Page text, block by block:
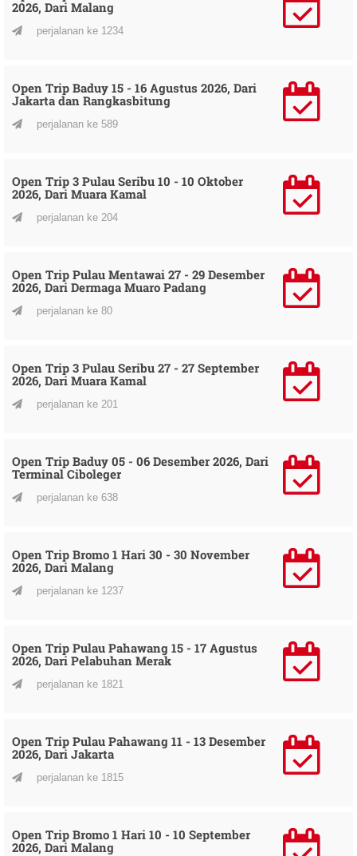
2026, Dari Malang
perjalanan ke 1234
Open Trip Baduy 15 - 16 Agustus 2026, Dari
Jakarta dan Rangkasbitung
perjalanan ke 589
Open Trip 3 Pulau Seribu 10 - 10 Oktober
2026, Dari Muara Kamal
perjalanan ke 204
Open Trip Pulau Mentawai 27 - 29 Desember
2026, Dari Dermaga Muaro Padang
perjalanan ke 80
Open Trip 3 Pulau Seribu 27 - 27 September
2026, Dari Muara Kamal
perjalanan ke 201
Open Trip Baduy 05 - 06 Desember 2026, Dari
Terminal Ciboleger
perjalanan ke 638
Open Trip Bromo 1 Hari 30 - 30 November
2026, Dari Malang
perjalanan ke 1237
Open Trip Pulau Pahawang 15 - 17 Agustus
2026, Dari Pelabuhan Merak
perjalanan ke 1821
Open Trip Pulau Pahawang 11 - 13 Desember
2026, Dari Jakarta
perjalanan ke 1815
Open Trip Bromo 1 Hari 10 - 10 September
2026, Dari Malang